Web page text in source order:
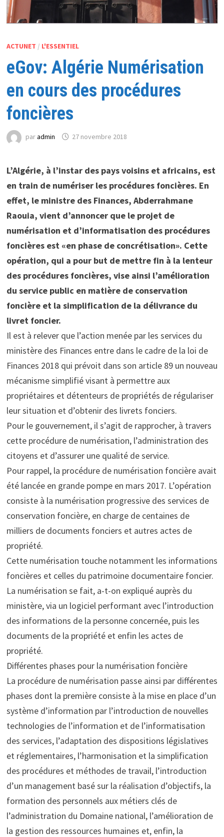
ACTUNET / L'ESSENTIEL
eGov: Algérie Numérisation
en cours des procédures
foncières
paradmin 27 novembre 2018
L’Algérie, à l’instar des pays voisins et africains, est
en train de numériser les procédures foncières. En
effet, le ministre des Finances, Abderrahmane
Raouia, vient d’annoncer que le projet de
numérisation et d’informatisation des procédures
foncières est «en phase de concrétisation». Cette
opération, qui a pour but de mettre fin à la lenteur
des procédures foncières, vise ainsi l’amélioration
du service public en matière de conservation
foncière et la simplification de la délivrance du
livret foncier.
Il est à relever que l’action menée par les services du
ministère des Finances entre dans le cadre de la loi de
Finances 2018 qui prévoit dans son article 89 un nouveau
mécanisme simplifié visant à permettre aux
propriétaires et détenteurs de propriétés de régulariser
leur situation et d’obtenir des livrets fonciers.
Pour le gouvernement, il s’agit de rapprocher, à travers
cette procédure de numérisation, l’administration des
citoyens et d’assurer une qualité de service.
Pour rappel, la procédure de numérisation foncière avait
été lancée en grande pompe en mars 2017. L’opération
consiste à la numérisation progressive des services de
conservation foncière, en charge de centaines de
milliers de documents fonciers et autres actes de
propriété.
Cette numérisation touche notamment les informations
foncières et celles du patrimoine documentaire foncier.
La numérisation se fait, a-t-on expliqué auprès du
ministère, via un logiciel performant avec l’introduction
des informations de la personne concernée, puis les
documents de la propriété et enfin les actes de
propriété.
Différentes phases pour la numérisation foncière
La procédure de numérisation passe ainsi par différentes
phases dont la première consiste à la mise en place d’un
système d’information par l’introduction de nouvelles
technologies de l’information et de l’informatisation
des services, l’adaptation des dispositions législatives
et réglementaires, l’harmonisation et la simplification
des procédures et méthodes de travail, l’introduction
d’un management basé sur la réalisation d’objectifs, la
formation des personnels aux métiers clés de
l’administration du Domaine national, l’amélioration de
la gestion des ressources humaines et, enfin, la